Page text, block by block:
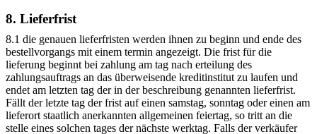
8. Lieferfrist
8.1 die genauen lieferfristen werden ihnen zu beginn und ende des
bestellvorgangs mit einem termin angezeigt. Die frist für die
lieferung beginnt bei zahlung am tag nach erteilung des
zahlungsauftrags an das überweisende kreditinstitut zu laufen und
endet am letzten tag der in der beschreibung genannten lieferfrist.
Fällt der letzte tag der frist auf einen samstag, sonntag oder einen am
lieferort staatlich anerkannten allgemeinen feiertag, so tritt an die
stelle eines solchen tages der nächste werktag. Falls der verkäufer